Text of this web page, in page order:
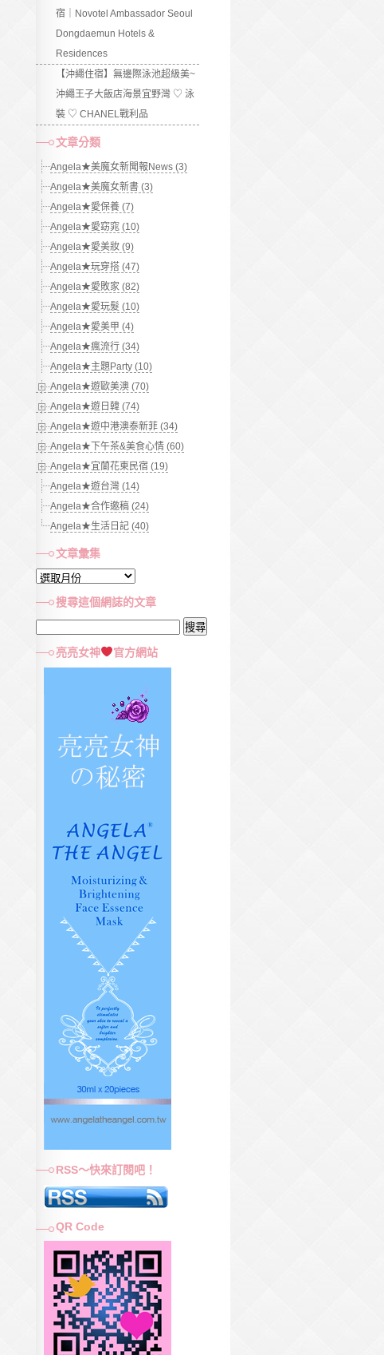
宿｜Novotel Ambassador Seoul
Dongdaemun Hotels &
Residences
【沖繩住宿】無邊際泳池超級美~
沖繩王子大飯店海景宜野灣 ♡ 泳
裝 ♡ CHANEL戰利品
文章分類
Angela★美魔女新聞報News (3)
Angela★美魔女新書 (3)
Angela★愛保養 (7)
Angela★愛窈窕 (10)
Angela★愛美妝 (9)
Angela★玩穿搭 (47)
Angela★愛敗家 (82)
Angela★愛玩髮 (10)
Angela★愛美甲 (4)
Angela★瘋流行 (34)
Angela★主題Party (10)
Angela★遊歐美澳 (70)
Angela★遊日韓 (74)
Angela★遊中港澳泰新菲 (34)
Angela★下午茶&美食心情 (60)
Angela★宜蘭花東民宿 (19)
Angela★遊台灣 (14)
Angela★合作邀稿 (24)
Angela★生活日記 (40)
文章彙集
文
彙
集
搜尋這個網誌的文章
關
亮亮女神 官方網站
RSS～快來訂閱吧！
QR Code